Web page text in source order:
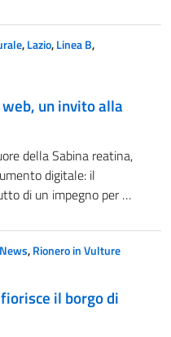
,Lazio,Linea B,
un invito alla
della Sabina reatina,
digitale: il
di un impegno per …
News,Rionero in Vulture
il borgo di